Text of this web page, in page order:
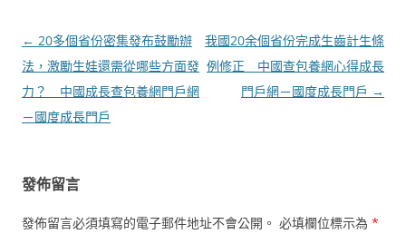
文
章
導
覽
← 20多個省份密集發布鼓勵辦
法，激勵生娃還需從哪些方面發
力？ _ 中國成長查包養網門戶網
－國度成長門戶
我國20余個省份完成生齒計生條
例修正 _ 中國查包養網心得成長
門戶網－國度成長門戶 →
發佈留言
發佈留言必須填寫的電子郵件地址不會公開。 必填欄位標示為 *